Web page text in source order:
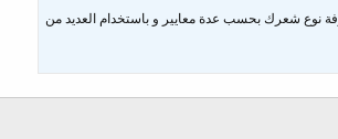
نوع شعرك بحسب عدة معايير و باستخدام العديد من